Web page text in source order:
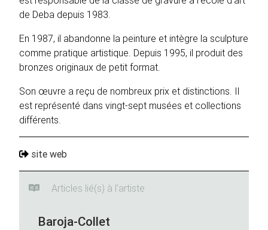
de Deba depuis 1983.
En 1987, il abandonne la peinture et intègre la sculpture
comme pratique artistique. Depuis 1995, il produit des
bronzes originaux de petit format.
Son œuvre a reçu de nombreux prix et distinctions. Il
est représenté dans vingt-sept musées et collections
différents.
site web
Articles lié(s) à l'artiste
Baroja-Collet